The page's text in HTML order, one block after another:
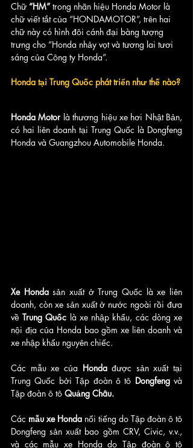
Chữ “HM” trong nhãn hiệu Honda Motor là
chữ viết tắt của “HONDAMOTOR”, trên hai
chữ này có hình đôi cánh đại bàng tượng
trưng cho “Honda nhảy vọt và tương lai tươi
sáng của Công ty Honda”.
Honda tại Trung Quốc phát triển như thế nào?
Honda Motor là thương hiệu xe hơi Nhật Bản,
có hai liên doanh tại Trung Quốc là Dongfeng
Honda và Guangzhou Automobile Honda.
Xe Honda sản xuất ở Trung Quốc là xe liên
doanh, còn xe sản xuất ở nước ngoài rồi đưa
về Trung Quốc là xe nhập khẩu, các dòng xe
nội địa của Honda bao gồm xe liên doanh và
xe nhập khẩu nguyên chiếc.
Các mẫu xe của Honda được sản xuất tại
Trung Quốc bởi Tập đoàn ô tô Dongfeng và
Tập đoàn ô tô Quảng Châu.
Các mẫu xe Honda nổi tiếng do Tập đoàn ô tô
Dongfeng sản xuất bao gồm CRV, Civic, v.v.,
và các mẫu xe Honda do Tập đoàn ô tô